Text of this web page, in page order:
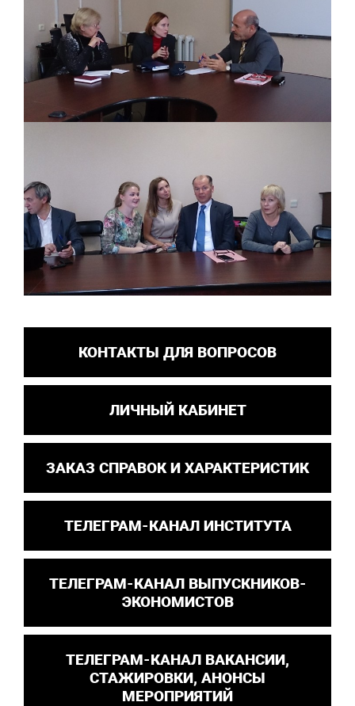
КОНТАКТЫ ДЛЯ ВОПРОСОВ
ЛИЧНЫЙ КАБИНЕТ
ЗАКАЗ СПРАВОК И ХАРАКТЕРИСТИК
ТЕЛЕГРАМ-КАНАЛ ИНСТИТУТА
ТЕЛЕГРАМ-КАНАЛ ВЫПУСКНИКОВ-
ЭКОНОМИСТОВ
ТЕЛЕГРАМ-КАНАЛ ВАКАНСИИ,
СТАЖИРОВКИ, АНОНСЫ
МЕРОПРИЯТИЙ